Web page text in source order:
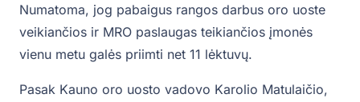
Numatoma, jog pabaigus rangos darbus oro uoste
veikiančios ir MRO paslaugas teikiančios įmonės
vienu metu galės priimti net 11 lėktuvų.
Pasak Kauno oro uosto vadovo Karolio Matulaičio,